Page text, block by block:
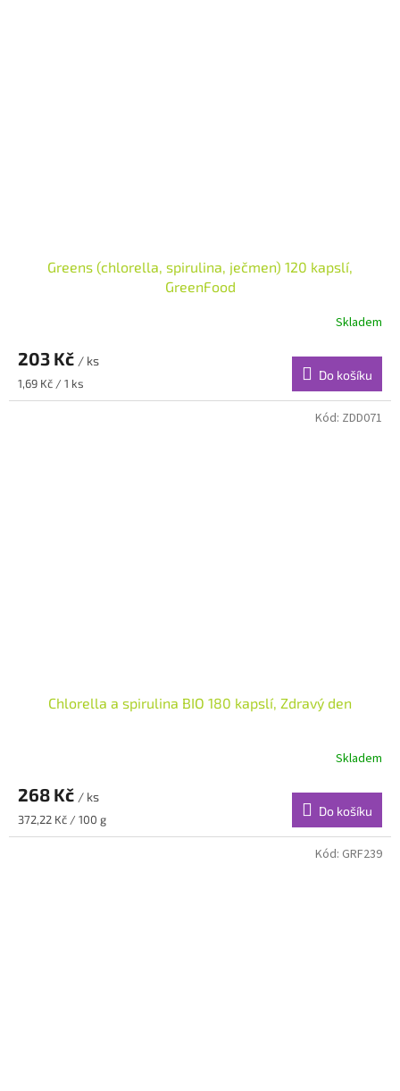
Greens (chlorella, spirulina, ječmen) 120 kapslí,
GreenFood
Skladem
203 Kč / ks
Měrná
cena:
1,69 Kč / 1 ks
Do košíku
Chlorella a spirulina BIO 180 kapslí, Zdravý den
Skladem
268 Kč / ks
Měrná
cena:
372,22 Kč / 100 g
Do košíku
Kód: ZDD071
Kód: GRF239